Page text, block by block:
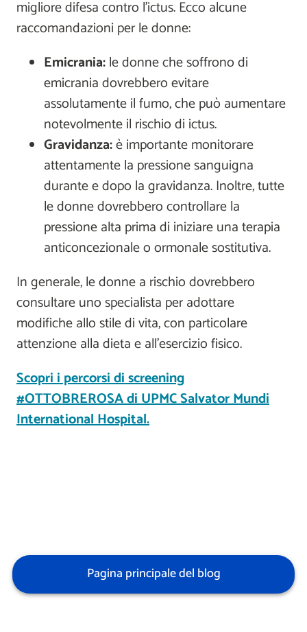
migliore difesa contro l'ictus. Ecco alcune
raccomandazioni per le donne:
Emicrania:le donne che soffrono di
emicrania dovrebbero evitare
assolutamente il fumo, che può aumentare
notevolmente il rischio di ictus.
Gravidanza:è importante monitorare
attentamente la pressione sanguigna
durante e dopo la gravidanza. Inoltre, tutte
le donne dovrebbero controllare la
pressione alta prima di iniziare una terapia
anticoncezionale o ormonale sostitutiva.
In generale, le donne a rischio dovrebbero
consultare uno specialista per adottare
modifiche allo stile di vita, con particolare
attenzione alla dieta e all'esercizio fisico.
Scopri i percorsi di screening
#OTTOBREROSA di UPMC Salvator Mundi
International Hospital.
Pagina principale del blog